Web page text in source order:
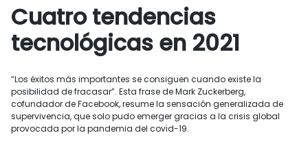
Cuatro tendencias
tecnológicas en 2021
“Los éxitos más importantes se consiguen cuando existe la
posibilidad de fracasar”. Esta frase de Mark Zuckerberg,
cofundador de Facebook, resume la sensación generalizada de
supervivencia, que solo pudo emerger gracias a la crisis global
provocada por la pandemia del covid-19.